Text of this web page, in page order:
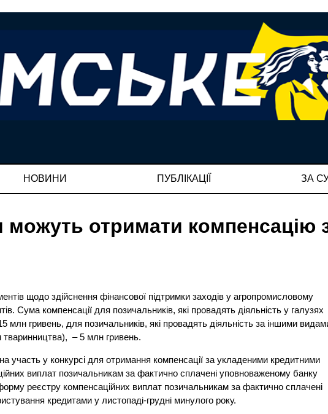
НОВИНИ ПУБЛІКАЦІЇ ЗА
можуть отримати компенсацію
щодо здійснення фінансової підтримки заходів у агропромисловому
Сума компенсації для позичальників, які провадять діяльність у галузях
гривень, для позичальників, які провадять діяльність за іншими
тваринництва), – 5 млн гривень.
участь у конкурсі для отримання компенсації за укладеними кредитними
виплат позичальникам за фактично сплачені уповноваженому банку
реєстру компенсаційних виплат позичальникам за фактично сплачені
кредитами у листопаді-грудні минулого року.